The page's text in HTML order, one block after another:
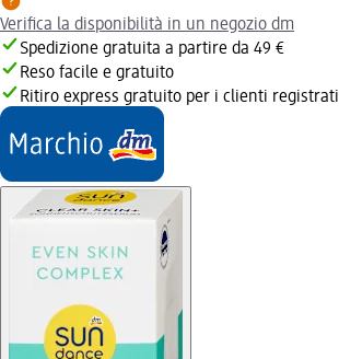
Verifica la disponibilità in un negozio dm
Spedizione gratuita a partire da 49 €
Reso facile e gratuito
Ritiro express gratuito per i clienti registrati